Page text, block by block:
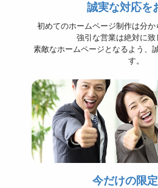
誠実な対応を
初めてのホームページ制作は分か
強引な営業は絶対に致
素敵なホームページとなるよう、
す。
今だけの限